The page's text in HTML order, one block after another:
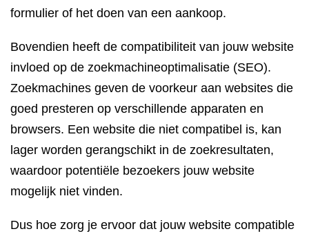
formulier of het doen van een aankoop.
Bovendien heeft de compatibiliteit van jouw website
invloed op de zoekmachineoptimalisatie (SEO).
Zoekmachines geven de voorkeur aan websites die
goed presteren op verschillende apparaten en
browsers. Een website die niet compatibel is, kan
lager worden gerangschikt in de zoekresultaten,
waardoor potentiële bezoekers jouw website
mogelijk niet vinden.
Dus hoe zorg je ervoor dat jouw website compatible